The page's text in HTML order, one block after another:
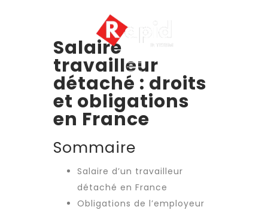
Salaire
travailleur
détaché : droits
et obligations
en France
Sommaire
Salaire d’un travailleur
détaché en France
Obligations de l’employeur